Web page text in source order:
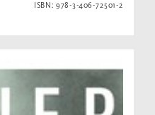
ISBN: 978-3-406-72501-2